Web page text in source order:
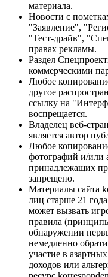
материала.
Новости с
"Заявление",
"Тест-драйв",
правах рекламы.
Раздел
коммерческими
Любое
другое
ссылку на
воспрещается.
Владелец веб-
является автор
Любое
фотографий и/или
принадлежащих
запрещено.
Материалы сайта
лиц старше 21
может вызвать
правила
обнаружении
немедленно
участие в
доходов или